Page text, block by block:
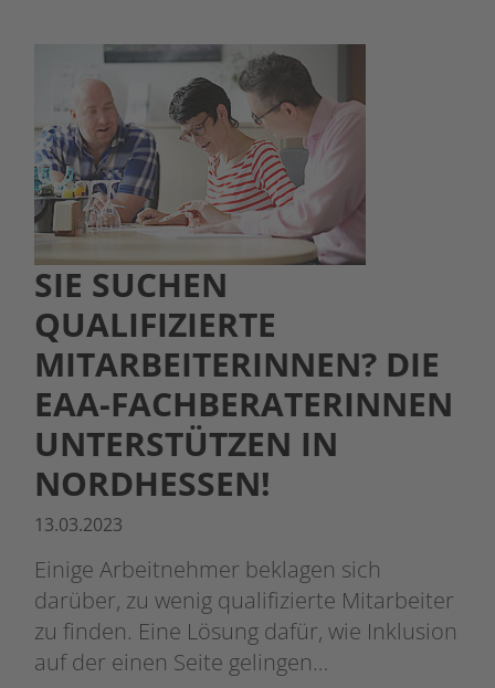
SIE SUCHEN
QUALIFIZIERTE
MITARBEITERINNEN? DIE
EAA-FACHBERATERINNEN
UNTERSTÜTZEN IN
NORDHESSEN!
13.03.2023
Einige Arbeitnehmer beklagen sich
darüber, zu wenig qualifizierte Mitarbeiter
zu finden. Eine Lösung dafür, wie Inklusion
auf der einen Seite gelingen…